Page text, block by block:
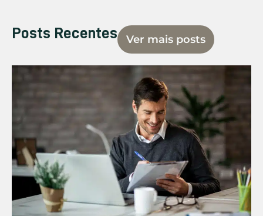
Posts Recentes Ver mais posts